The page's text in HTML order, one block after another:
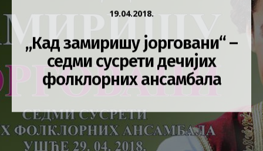
19.04.2018.
„Кад замиришу јорговани“ –
седми сусрети дечијих
фолклорних ансамбала